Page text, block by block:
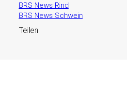
BRS News Rind
BRS News Schwein
Teilen